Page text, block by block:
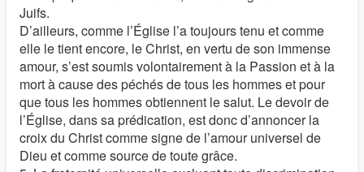
Juifs.
D’ailleurs, comme l’Église l’a toujours tenu et comme
elle le tient encore, le Christ, en vertu de son immense
amour, s’est soumis volontairement à la Passion et à la
mort à cause des péchés de tous les hommes et pour
que tous les hommes obtiennent le salut. Le devoir de
l’Église, dans sa prédication, est donc d’annoncer la
croix du Christ comme signe de l’amour universel de
Dieu et comme source de toute grâce.